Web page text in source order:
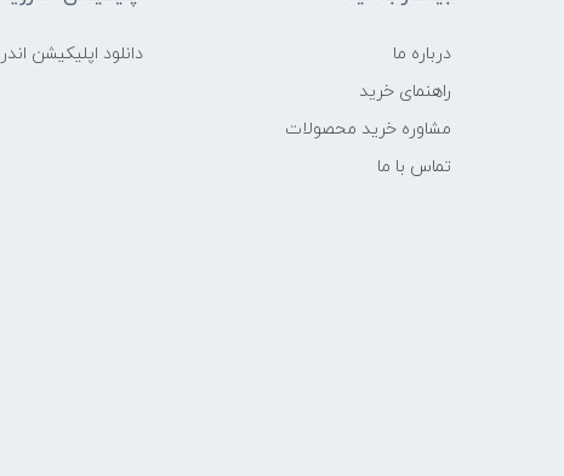
درباره ما
راهنمای خرید
مشاوره خرید محصولات
تماس با ما
دانلود اپلیکیشن